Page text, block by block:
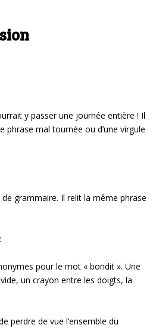
y passer une journée entière ! Il
phrase mal tournée ou d’une virgule
grammaire. Il relit la même phrase
pour le mot « bondit ». Une
un crayon entre les doigts, la
perdre de vue l’ensemble du